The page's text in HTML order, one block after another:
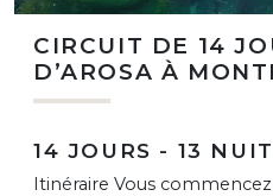
CIRCUIT DE 14
D’AROSA À
14 JOURS - 13
Itinéraire Vous